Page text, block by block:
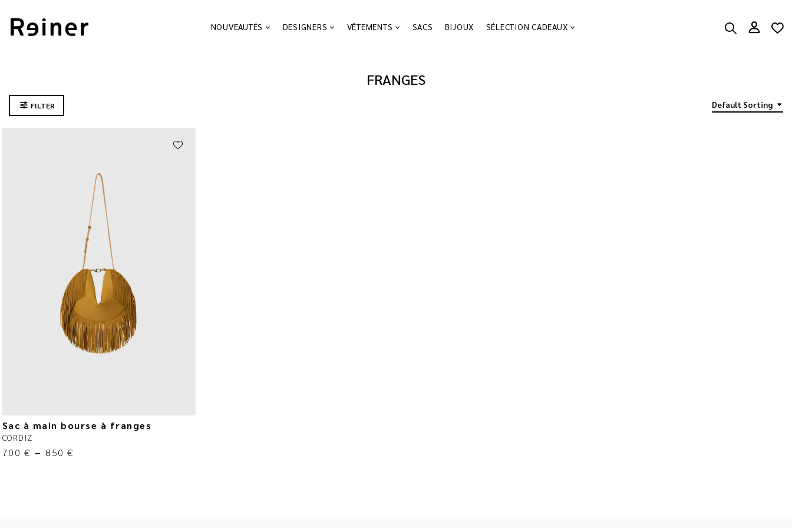
NOUVEAUTÉS DESIGNERS VÊTEMENTS SACS BIJOUX SÉLECTION CADEAUX
FRANGES
FILTER Default Sorting
Sac à main bourse à franges
CORDIZ
700 € – 850€